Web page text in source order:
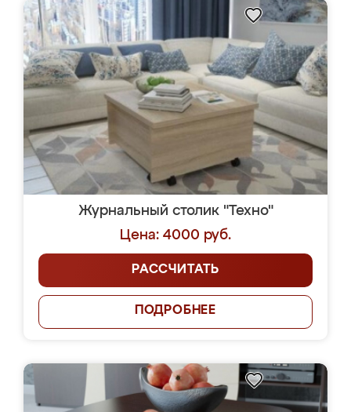
Журнальный столик "Техно"
Цена: 4000 руб.
РАССЧИТАТЬ
ПОДРОБНЕЕ